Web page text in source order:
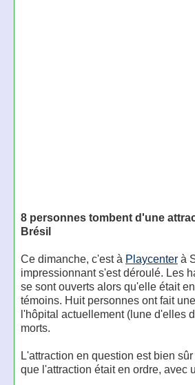
8 personnes tombent d'une
Brésil
Ce dimanche, c'est à Playcenterà
impressionnant s'est déroulé. Les
se sont ouverts alors qu'elle était
témoins. Huit personnes ont fait
l'hôpital actuellement (lune d'elles
morts.
L'attraction en question est bien
que l'attraction était en ordre, avec